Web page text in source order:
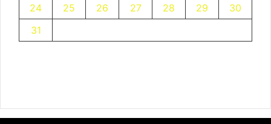
24
25 26 27 28 29
30
31